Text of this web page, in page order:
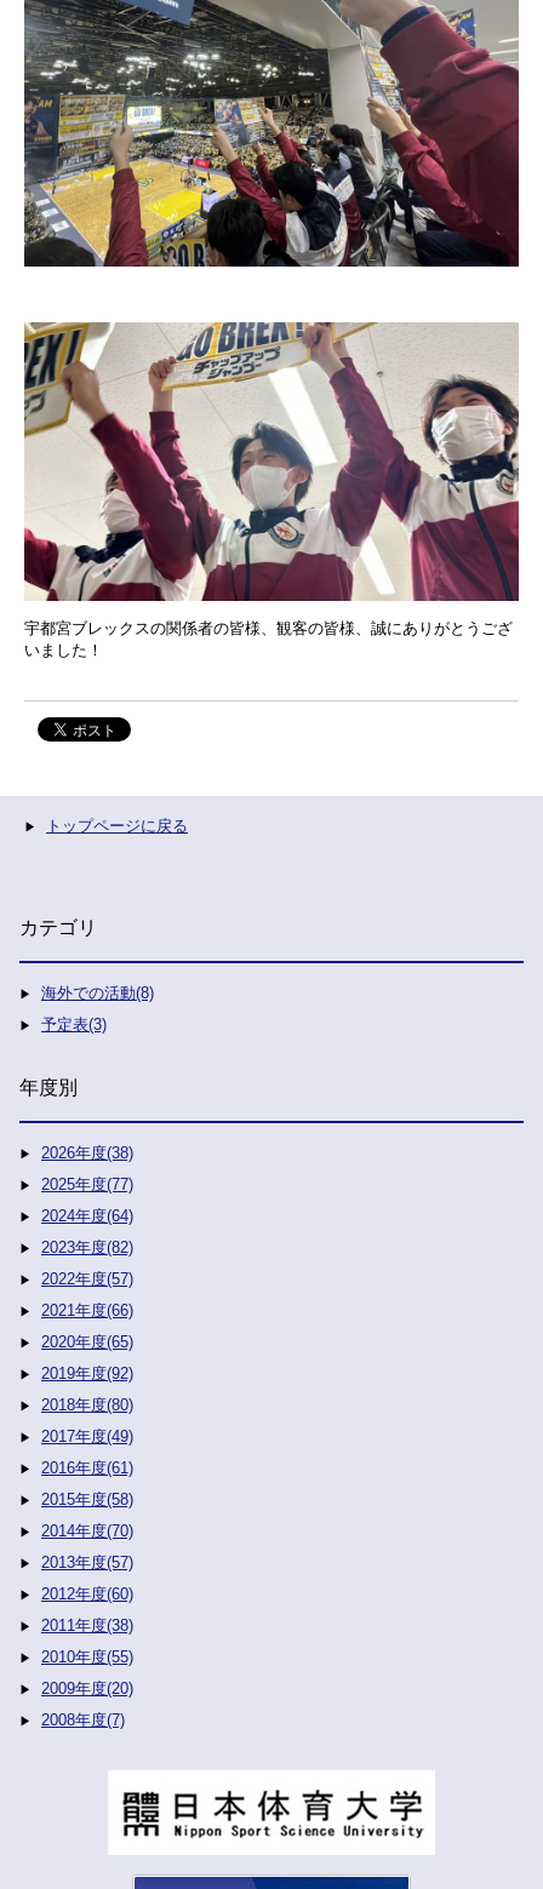
宇都宮ブレックスの関係者の皆様、観客の皆様、誠にありがとうござ
いました！
トップページに戻る
カテゴリ
海外での活動(8)
予定表(3)
年度別
2026年度(38)
2025年度(77)
2024年度(64)
2023年度(82)
2022年度(57)
2021年度(66)
2020年度(65)
2019年度(92)
2018年度(80)
2017年度(49)
2016年度(61)
2015年度(58)
2014年度(70)
2013年度(57)
2012年度(60)
2011年度(38)
2010年度(55)
2009年度(20)
2008年度(7)